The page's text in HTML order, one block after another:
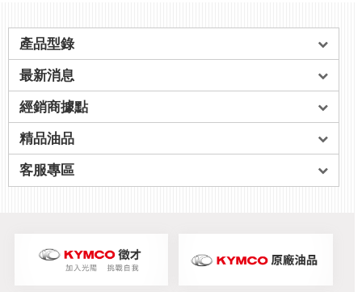
產品型錄
最新消息
經銷商據點
精品油品
客服專區